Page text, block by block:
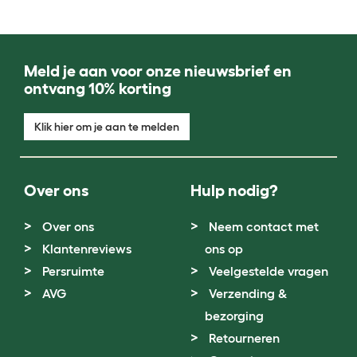
Meld je aan voor onze nieuwsbrief en
ontvang 10% korting
Klik hier om je aan te melden
Over ons
Over ons
Klantenreviews
Persruimte
AVG
Hulp nodig?
Neem contact met
ons op
Veelgestelde vragen
Verzending &
bezorging
Retourneren